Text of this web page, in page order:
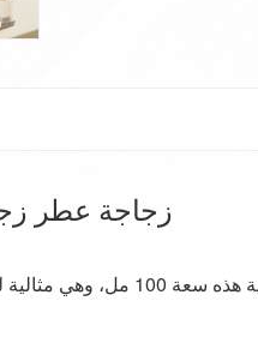
زجاجة عطر
سعة مثالية 100 مل: توفر